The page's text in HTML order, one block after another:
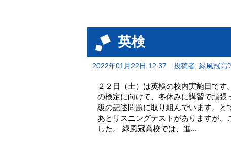
英検
2022年01月22日 12:37 投稿者: 緑風冠高
２２日（土）は英検の校内実施日で
の検定に向けて、冬休みに講習で頑張
級の記述問題に取り組んでいます。
あとリスニングテストがありますが
した。 緑風冠高校では、進...